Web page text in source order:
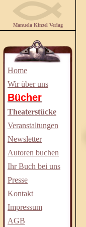
Manuela Kinzel Verlag
Home
Wir über uns
Bücher
Theaterstücke
Veranstaltungen
Newsletter
Autoren buchen
Ihr Buch bei uns
Presse
Kontakt
Impressum
AGB